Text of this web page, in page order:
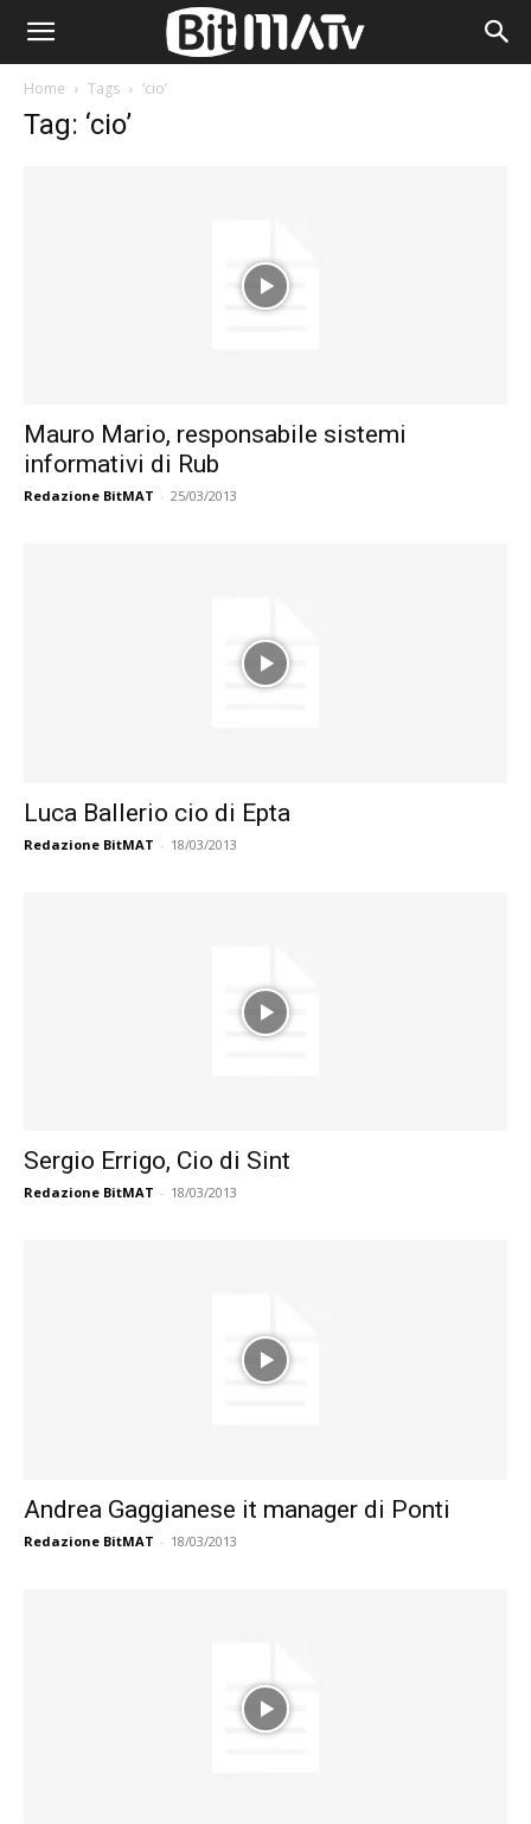
Home Tags ‘cio’
Tag: ‘cio’
Mauro Mario, responsabile sistemi
informativi di Rub
Redazione BitMAT - 25/03/2013
Luca Ballerio cio di Epta
Redazione BitMAT - 18/03/2013
Sergio Errigo, Cio di Sint
Redazione BitMAT - 18/03/2013
Andrea Gaggianese it manager di Ponti
Redazione BitMAT - 18/03/2013